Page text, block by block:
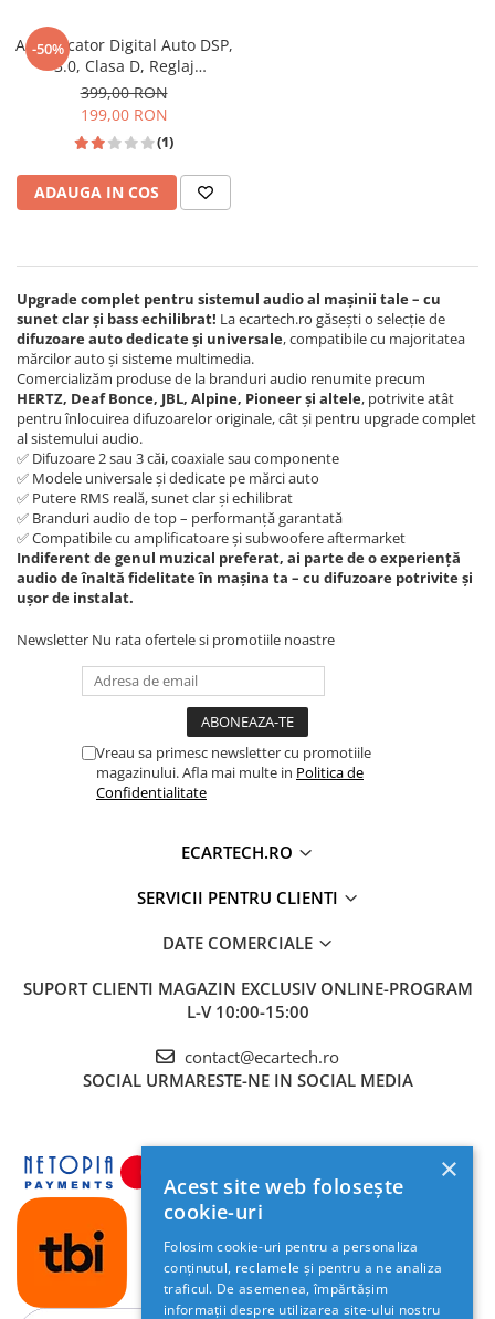
Navigatii Citroen
Navigatii Suzuki
Navigatii Mitsubishi
Navigatii Volvo
Navigatii KIA
Navigatii Renault
Navigatii Chevrolet
Navigatii Honda
Navigatii Jeep
Navigatii Porsche
Navigatii Land Rover
Navigatii Iveco
Navigatii Chrysler
Navigatie universala
Playere auto
Navigatii 2 DIN
Navigatii 1 DIN
Navigatie GPS Portabil
Accesorii navigatii
CarPlay&Android Auto
Camera Trafic DVR
Rama adaptare
Rame adaptare 2DIN
Accesorii auto
Lanterne
Senzori Parcare
Electrice auto
Redresoare Auto
Modulatoare Auto FM
-50%
Amplificator Digital Auto DSP,
3.0, Clasa D, Reglaj
Bass/Mid/High, HiFi,
Compatibil Navigatie Android,
16 Pini, Plug & Play
399,00 RON
199,00 RON
(1)
ADAUGA IN COS
Upgrade complet pentru sistemul audio al mașinii tale – cu
sunet clar și bass echilibrat! La ecartech.ro găsești o selecție de
difuzoare auto dedicate și universale, compatibile cu majoritatea
mărcilor auto și sisteme multimedia.
Comercializăm produse de la branduri audio renumite precum
HERTZ, Deaf Bonce, JBL, Alpine, Pioneer și altele, potrivite atât
pentru înlocuirea difuzoarelor originale, cât și pentru upgrade complet
al sistemului audio.
✅ Difuzoare 2 sau 3 căi, coaxiale sau componente
✅ Modele universale și dedicate pe mărci auto
✅ Putere RMS reală, sunet clar și echilibrat
✅ Branduri audio de top – performanță garantată
✅ Compatibile cu amplificatoare și subwoofere aftermarket
Indiferent de genul muzical preferat, ai parte de o experiență
audio de înaltă fidelitate în mașina ta – cu difuzoare potrivite și
ușor de instalat.
Newsletter Nu rata ofertele si promotiile noastre
Vreau sa primesc newsletter cu promotiile
magazinului. Afla mai multe in Politica de
Confidentialitate
ECARTECH.RO
SERVICII PENTRU CLIENTI
DATE COMERCIALE
SUPORT CLIENTI MAGAZIN EXCLUSIV ONLINE-PROGRAM
L-V 10:00-15:00
contact@ecartech.ro
SOCIAL URMARESTE-NE IN SOCIAL MEDIA
×
Acest site web folosește
cookie-uri
Folosim cookie-uri pentru a personaliza
conținutul, reclamele și pentru a ne analiza
traficul. De asemenea, împărtășim
informații despre utilizarea site-ului nostru